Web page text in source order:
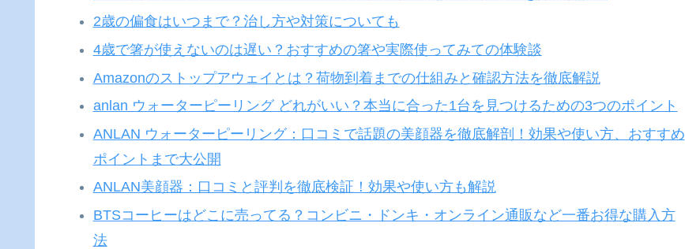
2歳の偏食はいつまで？治し方や対策についても
4歳で箸が使えないのは遅い？おすすめの箸や実際使ってみての体験談
Amazonのストップアウェイとは？荷物到着までの仕組みと確認方法を徹底解説
anlan ウォーターピーリング どれがいい？本当に合った1台を見つけるための3つのポイント
ANLAN ウォーターピーリング：口コミで話題の美顔器を徹底解剖！効果や使い方、おすすめ
ポイントまで大公開
ANLAN美顔器：口コミと評判を徹底検証！効果や使い方も解説
BTSコーヒーはどこに売ってる？コンビニ・ドンキ・オンライン通販など一番お得な購入方
法